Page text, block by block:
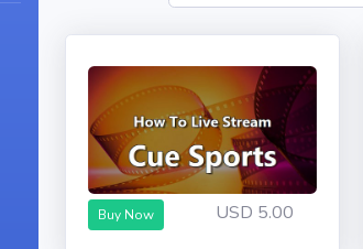
Buy Now USD 5.00